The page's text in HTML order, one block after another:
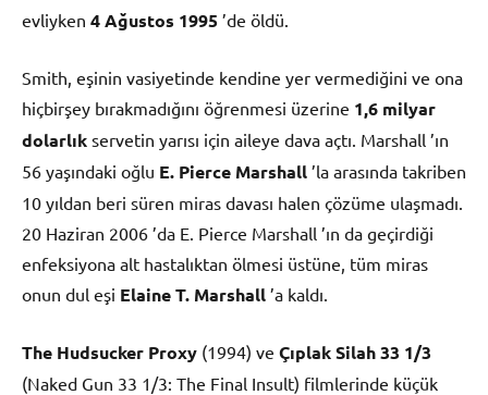
evliyken 4 Ağustos 1995 ’de öldü.
Smith, eşinin vasiyetinde kendine yer vermediğini ve ona
hiçbirşey bırakmadığını öğrenmesi üzerine 1,6 milyar
dolarlık servetin yarısı için aileye dava açtı. Marshall ’ın
56 yaşındaki oğlu E. Pierce Marshall ’la arasında takriben
10 yıldan beri süren miras davası halen çözüme ulaşmadı.
20 Haziran 2006 ’da E. Pierce Marshall ’ın da geçirdiği
enfeksiyona alt hastalıktan ölmesi üstüne, tüm miras
onun dul eşi Elaine T. Marshall ’a kaldı.
The Hudsucker Proxy (1994) ve Çıplak Silah 33 1/3
(Naked Gun 33 1/3: The Final Insult) filmlerinde küçük